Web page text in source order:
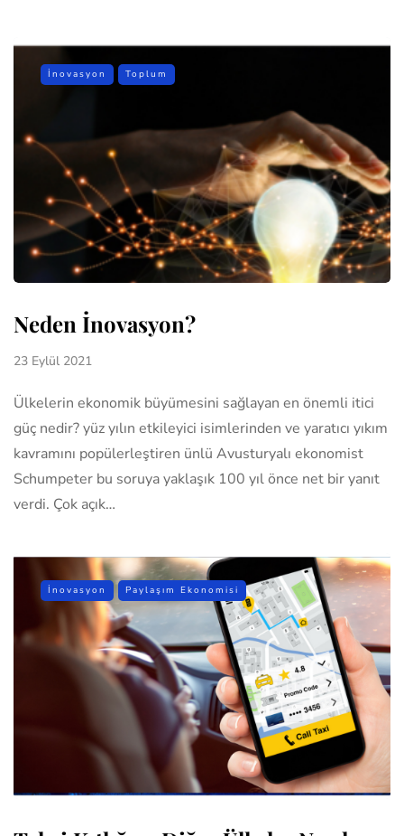
İnovasyon Toplum
Neden İnovasyon?
23 Eylül 2021
Ülkelerin ekonomik büyümesini sağlayan en önemli itici
güç nedir? yüz yılın etkileyici isimlerinden ve yaratıcı yıkım
kavramını popülerleştiren ünlü Avusturyalı ekonomist
Schumpeter bu soruya yaklaşık 100 yıl önce net bir yanıt
verdi. Çok açık…
İnovasyon Paylaşım Ekonomisi